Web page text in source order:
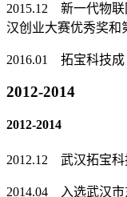
2015.12 新一代物联
汉创业大赛优秀奖和
2016.01 拓宝科技成
2012-2014
2012-2014
2012.12 武汉拓宝
2014.04 入选武汉市